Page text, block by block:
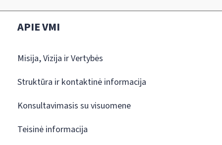
APIE VMI
Misija, Vizija ir Vertybės
Struktūra ir kontaktinė informacija
Konsultavimasis su visuomene
Teisinė informacija